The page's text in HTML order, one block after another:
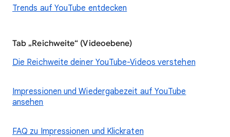
Trends auf YouTube entdecken
Tab „Reichweite“ (Videoebene)
Die Reichweite deiner YouTube-Videos verstehen
Impressionen und Wiedergabezeit auf YouTube
ansehen
FAQ zu Impressionen und Klickraten